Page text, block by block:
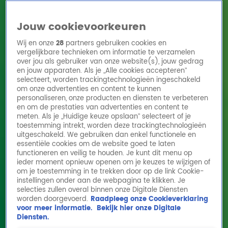
HomeActiesRadioshows DJ'sRadio 10 zendersHitlijsten
Radio luisteren
Volg Radio 10
Zoeken
HomeOnline Radio LuisterenActiesShowsAlle zenders
Luuk van den Braak
Luuk van den Braak gemist
Ontvang onze nieuwsbrief
Jouw cookievoorkeuren
Wij en onze28 partners gebruiken cookies en
vergelijkbare technieken om informatie te verzamelen
over jou als gebruiker van onze website(s), jouw gedrag
en jouw apparaten. Als je „Alle cookies accepteren”
selecteert, worden trackingtechnologieën ingeschakeld
om onze advertenties en content te kunnen
personaliseren, onze producten en diensten te verbeteren
en om de prestaties van advertenties en content te
meten. Als je „Huidige keuze opslaan” selecteert of je
toestemming intrekt, worden deze trackingtechnologieën
uitgeschakeld. We gebruiken dan enkel functionele en
essentiële cookies om de website goed te laten
functioneren en veilig te houden. Je kunt dit menu op
ieder moment opnieuw openen om je keuzes te wijzigen of
om je toestemming in te trekken door op de link Cookie-
instellingen onder aan de webpagina te klikken. Je
selecties zullen overal binnen onze Digitale Diensten
worden doorgevoerd. Raadpleeg onze Cookieverklaring
voor meer informatie. Bekijk hier onze Digitale
Diensten.